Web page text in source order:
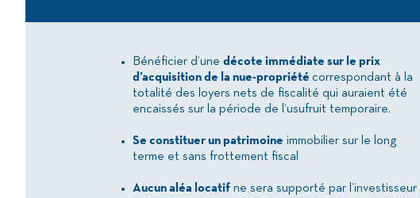
Bénéficier d’une décote immédiate sur le prix
d’acquisition de la nue-propriété correspondant à la
totalité des loyers nets de fiscalité qui auraient été
encaissés sur la période de l’usufruit temporaire.
Se constituer un patrimoine immobilier sur le long
terme et sans frottement fiscal
Aucun aléa locatif ne sera supporté par l’investisseur